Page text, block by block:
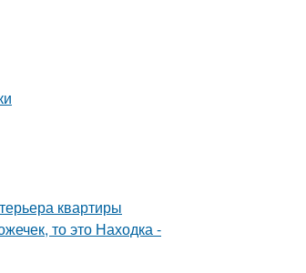
квартиры
то это Находка -